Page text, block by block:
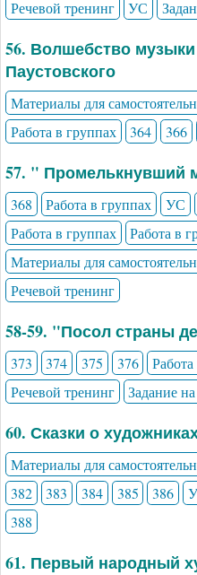
Речевой тренинг
УС
56. Волшебство
Паустовского
Материалы для
Работа в группах
364 366
57. " Промелькнувший
368 Работа в группах УС
Работа в группах
Работа в
Материалы для
Речевой тренинг
58-59. "Посол страны
373 374 375 376
Речевой тренинг
Задание
60. Сказки о
Материалы для
382
383 384 385 386
388
61. Первый народный